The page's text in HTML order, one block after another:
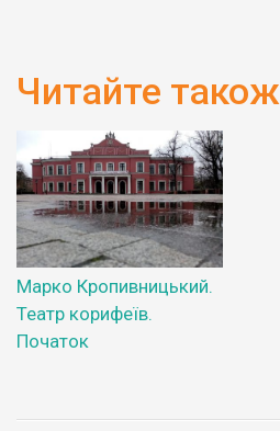
Читайте також
Марко Кропивницький.
Театр корифеїв.
Початок